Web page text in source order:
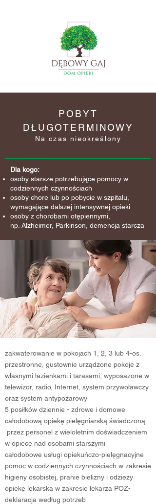
POBYT
DŁUGOTERMINOWY
Na czas nieokreślony
Dla kogo:
osoby starsze potrzebujące pomocy w
codziennych czynnościach
osoby chore lub po pobycie w szpitalu,
wymagające dalszej intensywnej opieki
osoby z chorobami otępiennymi,
np. Alzheimer, Parkinson, demencja starcza
zakwaterowanie w pokojach 1, 2, 3 lub 4-os.
przestronne, gustownie urządzone pokoje z
własnymi łazienkami i tarasami, wyposażone w
telewizor, radio, Internet, system przywoławczy
oraz system antypożarowy
5 posiłków dziennie - zdrowe i domowe
całodobową opiekę pielęgniarską świadczoną
przez personel z wieloletnim doświadczeniem
w opiece nad osobami starszymi
całodobowe usługi opiekuńczo-pielęgnacyjne
pomoc w codziennych czynnościach w zakresie
higieny osobistej, pranie bielizny i odzieży
opiekę lekarską w zakresie lekarza POZ-
deklaracja według potrzeb